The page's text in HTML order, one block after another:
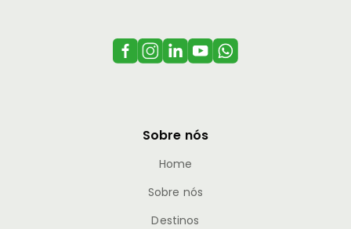
Sobre nós
Home
Sobre nós
Destinos